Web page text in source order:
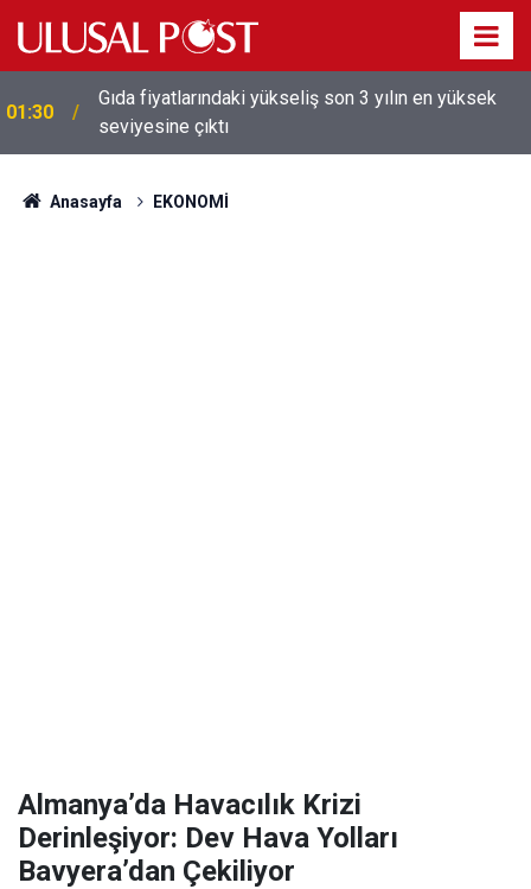
01:26
Galatasaray'dan sekiz kişi hakkında savcılığa suç
duyurusu
Anasayfa EKONOMİ
Almanya’da Havacılık Krizi
Derinleşiyor: Dev Hava Yolları
Bavyera’dan Çekiliyor